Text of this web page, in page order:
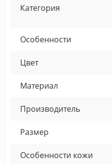
Категория
Особенности
Цвет
Материал
Производитель
Размер
Особенности кожи